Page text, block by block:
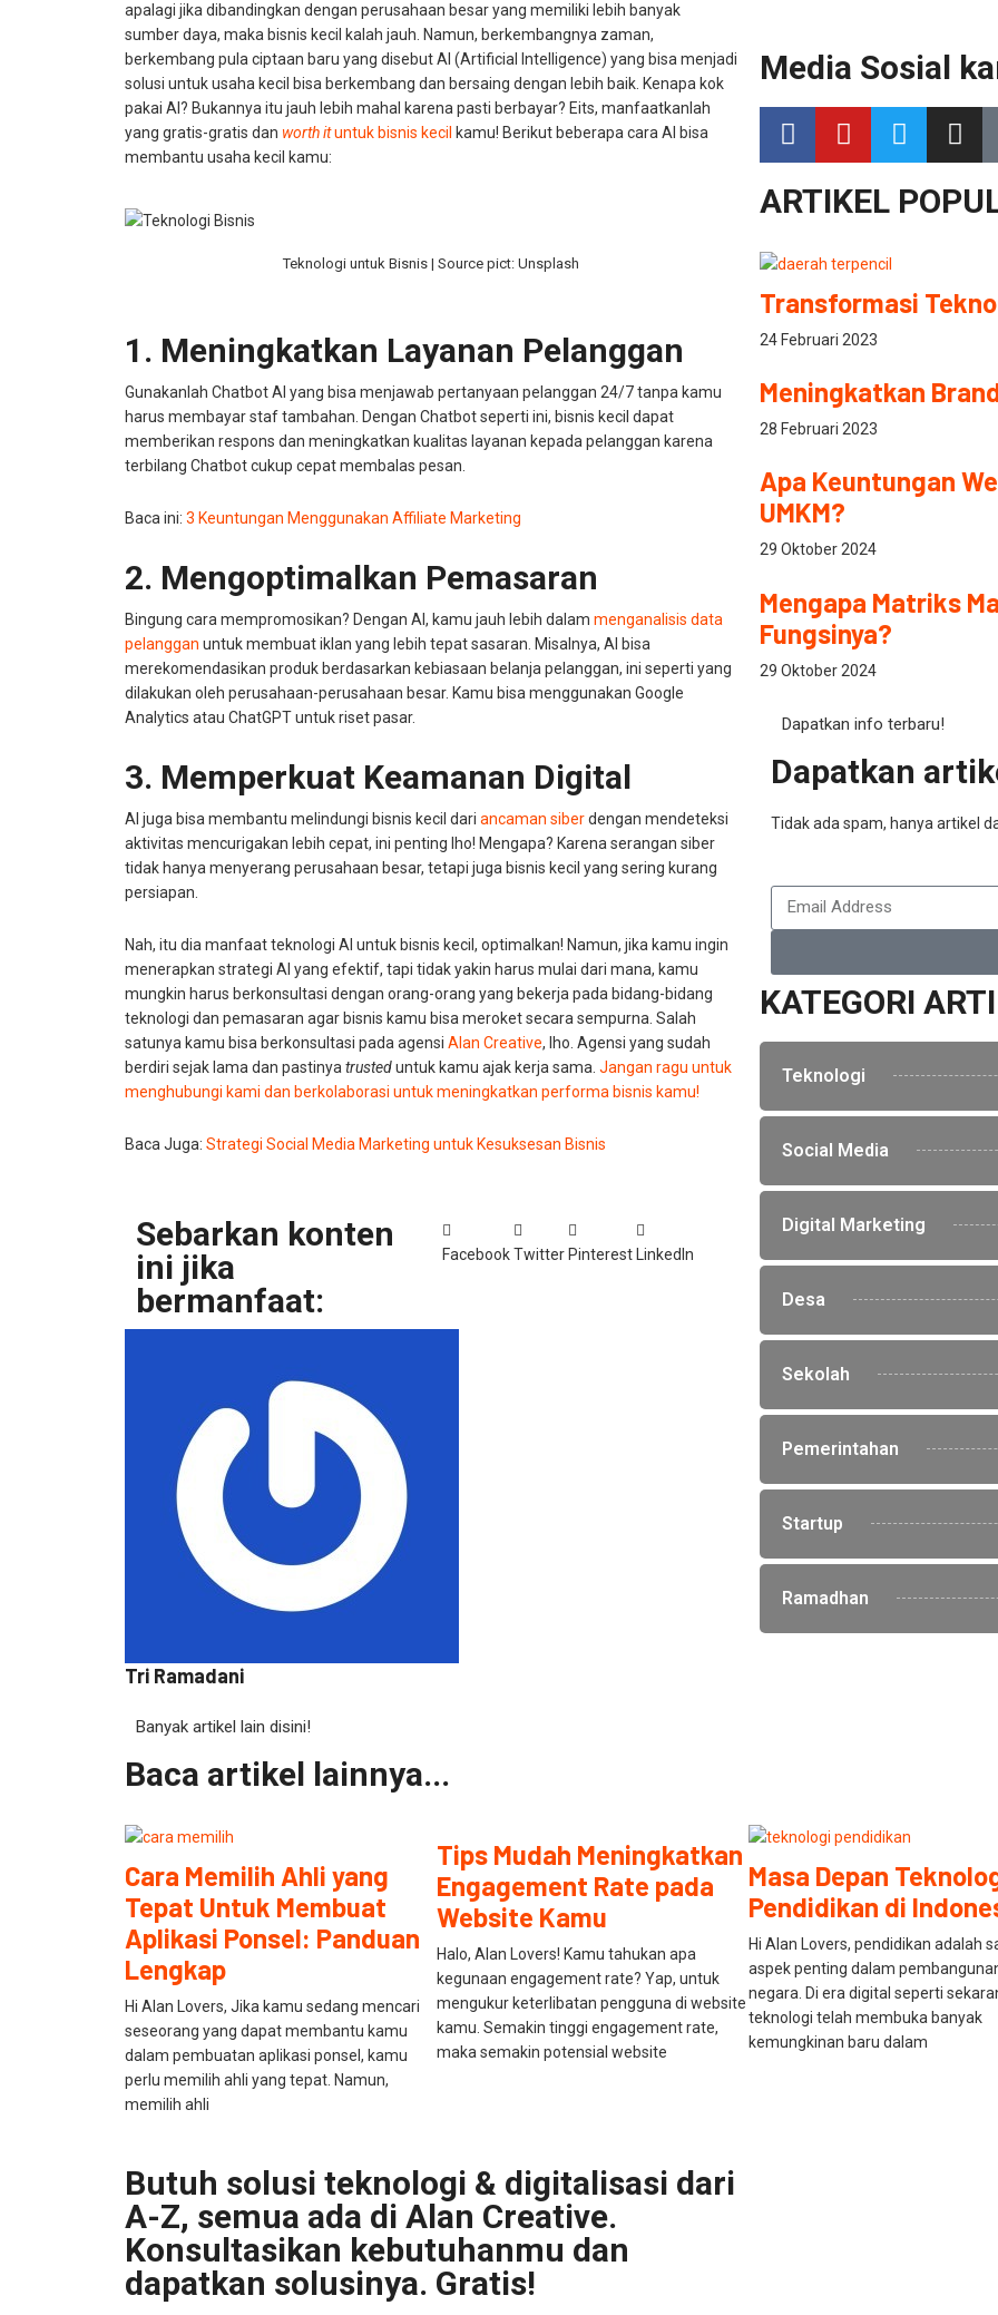
apalagi jika dibandingkan dengan perusahaan besar yang memiliki lebih banyak
sumber daya, maka bisnis kecil kalah jauh. Namun, berkembangnya zaman,
berkembang pula ciptaan baru yang disebut AI (Artificial Intelligence) yang bisa menjadi
solusi untuk usaha kecil bisa berkembang dan bersaing dengan lebih baik. Kenapa kok
pakai AI? Bukannya itu jauh lebih mahal karena pasti berbayar? Eits, manfaatkanlah
yang gratis-gratis dan worth ituntuk bisnis kecil kamu! Berikut beberapa cara AI bisa
membantu usaha kecil kamu:
Teknologi untuk Bisnis | Source pict: Unsplash
1. Meningkatkan Layanan Pelanggan
Gunakanlah Chatbot AI yang bisa menjawab pertanyaan pelanggan 24/7 tanpa kamu
harus membayar staf tambahan. Dengan Chatbot seperti ini, bisnis kecil dapat
memberikan respons dan meningkatkan kualitas layanan kepada pelanggan karena
terbilang Chatbot cukup cepat membalas pesan.
Baca ini: 3 Keuntungan Menggunakan Affiliate Marketing
2. Mengoptimalkan Pemasaran
Bingung cara mempromosikan? Dengan AI, kamu jauh lebih dalam menganalisis data
pelanggan untuk membuat iklan yang lebih tepat sasaran. Misalnya, AI bisa
merekomendasikan produk berdasarkan kebiasaan belanja pelanggan, ini seperti yang
dilakukan oleh perusahaan-perusahaan besar. Kamu bisa menggunakan Google
Analytics atau ChatGPT untuk riset pasar.
3. Memperkuat Keamanan Digital
AI juga bisa membantu melindungi bisnis kecil dari ancaman siberdengan mendeteksi
aktivitas mencurigakan lebih cepat, ini penting lho! Mengapa? Karena serangan siber
tidak hanya menyerang perusahaan besar, tetapi juga bisnis kecil yang sering kurang
persiapan.
Nah, itu dia manfaat teknologi AI untuk bisnis kecil, optimalkan! Namun, jika kamu ingin
menerapkan strategi AI yang efektif, tapi tidak yakin harus mulai dari mana, kamu
mungkin harus berkonsultasi dengan orang-orang yang bekerja pada bidang-bidang
teknologi dan pemasaran agar bisnis kamu bisa meroket secara sempurna. Salah
satunya kamu bisa berkonsultasi pada agensi Alan Creative, lho. Agensi yang sudah
berdiri sejak lama dan pastinyatrusteduntuk kamu ajak kerja sama. Jangan ragu untuk
menghubungi kami dan berkolaborasi untuk meningkatkan performa bisnis kamu!
Baca Juga: Strategi Social Media Marketing untuk Kesuksesan Bisnis
Sebarkan konten
ini jika
bermanfaat:
FacebookTwitter Pinterest LinkedIn
Tri Ramadani
Media Sosial
ARTIKEL
Transformasi
24 Februari 2023
Meningkatkan
28 Februari 2023
Apa Keuntungan
UMKM?
29 Oktober 2024
Mengapa Matriks
Fungsinya?
29 Oktober 2024
Dapatkan info terbaru!
Dapatkan
Tidak ada spam, hanya artikel
KATEGORI
Teknologi
Social Media
Digital Marketing
Desa
Sekolah
Pemerintahan
Startup
Ramadhan
Banyak artikel lain disini!
Baca artikel lainnya...
Cara Memilih Ahli yang
Tepat Untuk Membuat
Aplikasi Ponsel: Panduan
Lengkap
Hi Alan Lovers, Jika kamu sedang mencari
seseorang yang dapat membantu kamu
dalam pembuatan aplikasi ponsel, kamu
perlu memilih ahli yang tepat. Namun,
memilih ahli
Tips Mudah Meningkatkan
Engagement Rate pada
Website Kamu
Halo, Alan Lovers! Kamu tahukan apa
kegunaan engagement rate? Yap, untuk
mengukur keterlibatan pengguna di website
kamu. Semakin tinggi engagement rate,
maka semakin potensial website
Masa Depan
Pendidikan di
Hi Alan Lovers, pendidikan adalah
aspek penting dalam
negara. Di era digital seperti
teknologi telah membuka banyak
kemungkinan baru dalam
Butuh solusi teknologi & digitalisasi dari
A-Z, semua ada di Alan Creative.
Konsultasikan kebutuhanmu dan
dapatkan solusinya. Gratis!